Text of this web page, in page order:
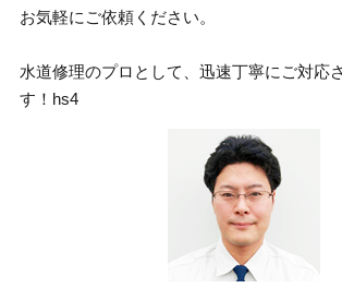
お気軽にご依頼ください。
水道修理のプロとして、迅速丁寧にご対応
す！hs4